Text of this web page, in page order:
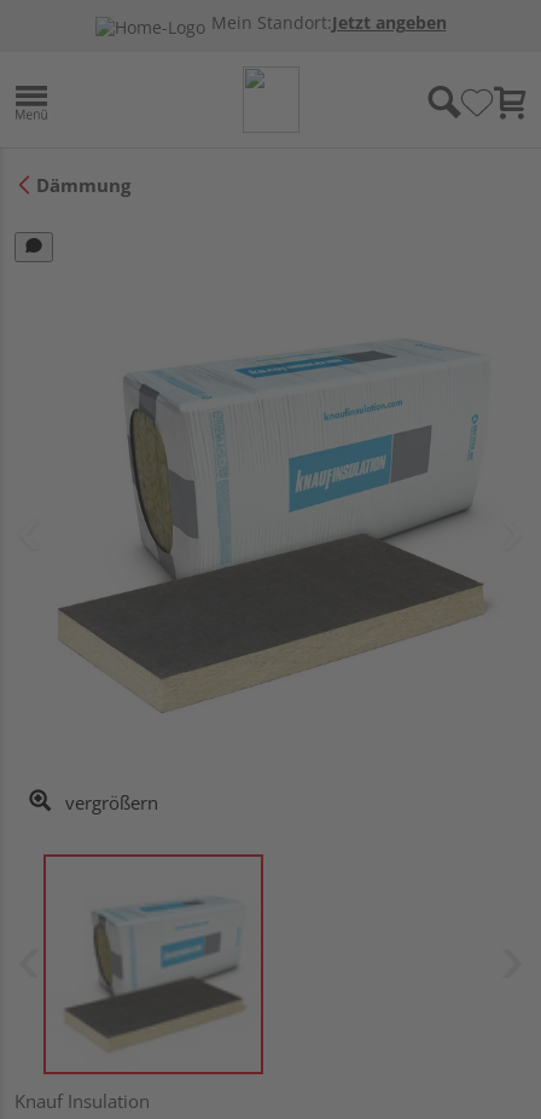
Mein Standort:Jetzt angeben
Dämmung
vergrößern
Knauf Insulation